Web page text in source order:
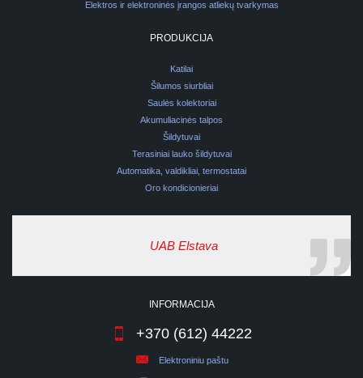
Elektros ir elektroninės įrangos atliekų tvarkymas
PRODUKCIJA
Katilai
Šilumos siurbliai
Saulės kolektoriai
Akumuliacinės talpos
Šildytuvai
Terasiniai lauko šildytuvai
Automatika, valdikliai, termostatai
Oro kondicionieriai
UAB Elstava
INFORMACIJA
+370 (612) 44222
Elektroniniu paštu